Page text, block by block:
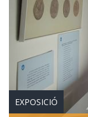
EXPOSICIÓ